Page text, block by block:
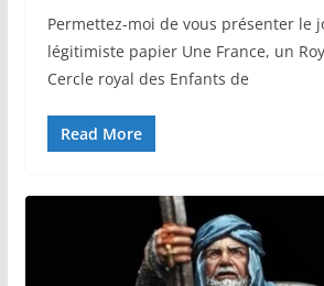
Permettez-moi de vous présenter le
légitimiste papier Une France, un
Cercle royal des Enfants de
Read More